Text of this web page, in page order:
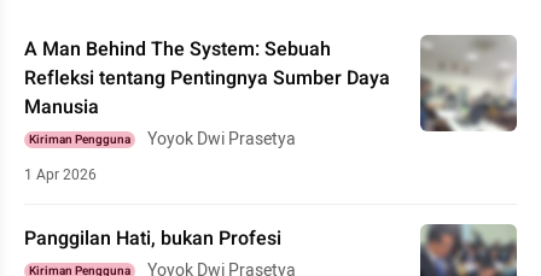
A Man Behind The System: Sebuah
Refleksi tentang Pentingnya Sumber Daya
Manusia
Kiriman Pengguna Yoyok Dwi Prasetya
1 Apr 2026
Panggilan Hati, bukan Profesi
Kiriman Pengguna Yoyok Dwi Prasetya